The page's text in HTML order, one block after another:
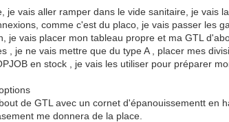
je vais aller ramper dans le vide sanitaire, je vais
comme c'est du placo, je vais passer les
je vais placer mon tableau propre et ma GTL
, je ne vais mettre que du type A , placer mes
en stock , je vais les utiliser pour préparer
de GTL avec un cornet d'épanouissementt en
me donnera de la place.